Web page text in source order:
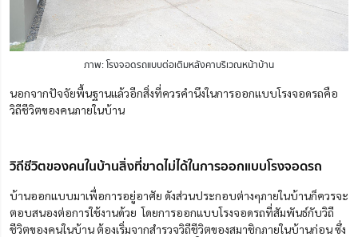
ภาพ: โรงจอดรถแบบต่อเติมหลังคาบริเวณหน้าบ้าน
นอกจากปัจจัยพื้นฐานแล้วอีกสิ่งที่ควรคำนึงในการออกแบบโรงจอดรถคือ
วิถีชีวิตของคนภายในบ้าน
วิถีชีวิตของคนในบ้านสิ่งที่ขาดไม่ได้ในการออกแบบโรงจอดรถ
บ้านออกแบบมาเพื่อการอยู่อาศัย ดังส่วนประกอบต่างๆภายในบ้านก็ควรจะ
ตอบสนองต่อการใช้งานด้วย โดยการออกแบบโรงจอดรถที่สัมพันธ์กับวิถี
ชีวิตของคนในบ้าน ต้องเริ่มจากสำรวจวิถีชีวิตของสมาชิกภายในบ้านก่อน ซึ่ง